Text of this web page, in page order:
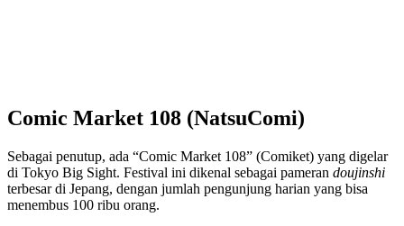
Comic Market 108 (NatsuComi)
Sebagai penutup, ada “Comic Market 108” (Comiket) yang digelar
di Tokyo Big Sight. Festival ini dikenal sebagai pameran doujinshi
terbesar di Jepang, dengan jumlah pengunjung harian yang bisa
menembus 100 ribu orang.